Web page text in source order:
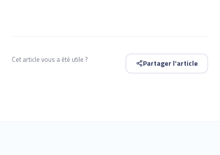
Cet article vous a été utile ? Partager l'article